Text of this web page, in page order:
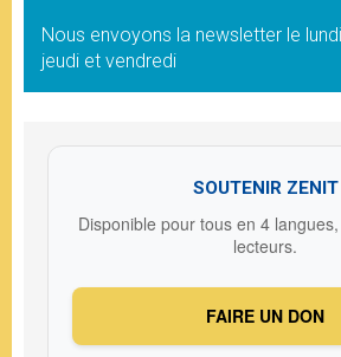
Nous envoyons la newsletter le
jeudi et vendredi
SOUTENIR ZENIT
Disponible pour tous en 4
lecteurs.
FAIRE UN DON